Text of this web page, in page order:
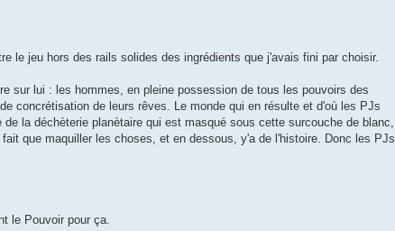
le jeu hors des rails solides des ingrédients que j'avais fini par choisir.
sur lui : les hommes, en pleine possession de tous les pouvoirs des
concrétisation de leurs rêves. Le monde qui en résulte et d'où les PJs
la déchèterie planètaire qui est masqué sous cette surcouche de blanc,
que maquiller les choses, et en dessous, y'a de l'histoire. Donc les PJs
le Pouvoir pour ça.